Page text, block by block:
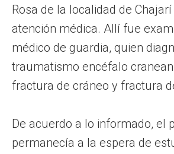
Rosa de la localidad de
atención médica. Allí fue
médico de guardia, quien
traumatismo encéfalo
fractura de cráneo y fractura
De acuerdo a lo informado, el
permanecía a la espera de